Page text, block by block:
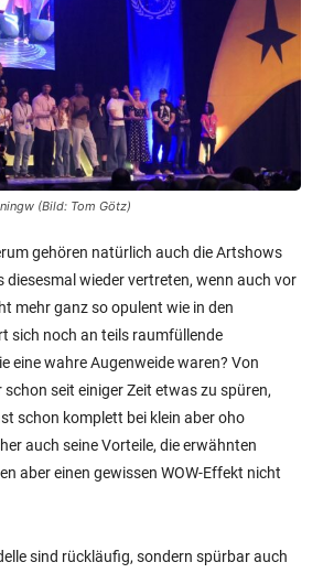
(Bild: Tom Götz)
gehören natürlich auch die Artshows
diesesmal wieder vertreten, wenn auch vor
mehr ganz so opulent wie in den
sich noch an teils raumfüllende
eine wahre Augenweide waren? Von
seit einiger Zeit etwas zu spüren,
schon komplett bei klein aber oho
auch seine Vorteile, die erwähnten
aber einen gewissen WOW-Effekt nicht
sind rückläufig, sondern spürbar auch